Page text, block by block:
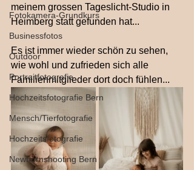
Fotokamera-Grundkurs
Businessfotos
Outdoor
Portraitfotografie
Hochzeitsfotografie Bern
Mensch/Tierfotografie
Hochzeitsfotografie
Newbornshooting Bern
meinem grossen Tageslicht-Studio in
Heimberg statt gefunden hat...
Es ist immer wieder schön zu sehen,
wie wohl und zufrieden sich alle
Familienmitglieder dort doch fühlen...